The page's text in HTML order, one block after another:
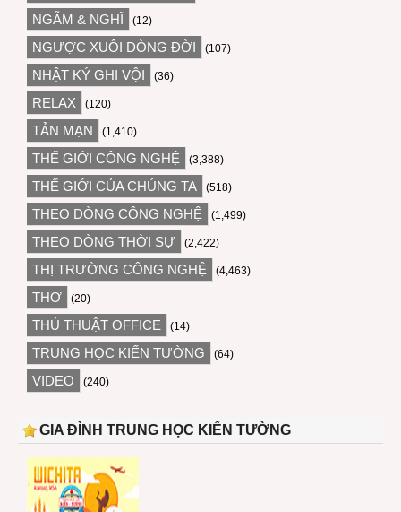
NGẪM & NGHĨ (12)
NGƯỢC XUÔI DÒNG ĐỜI (107)
NHẬT KÝ GHI VỘI (36)
RELAX (120)
TẢN MẠN (1,410)
THẾ GIỚI CÔNG NGHỆ (3,388)
THẾ GIỚI CỦA CHÚNG TA (518)
THEO DÒNG CÔNG NGHỆ (1,499)
THEO DÒNG THỜI SỰ (2,422)
THỊ TRƯỜNG CÔNG NGHỆ (4,463)
THƠ (20)
THỦ THUẬT OFFICE (14)
TRUNG HỌC KIẾN TƯỜNG (64)
VIDEO (240)
GIA ĐÌNH TRUNG HỌC KIẾN TƯỜNG